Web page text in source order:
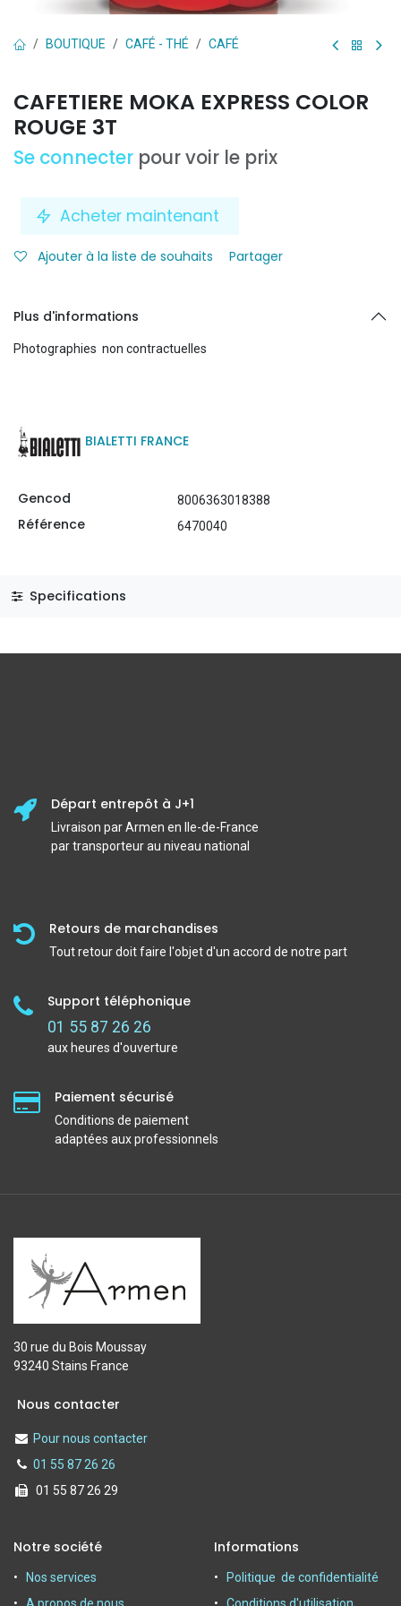
BOUTIQUE CAFÉ - THÉ CAFÉ
CAFETIERE MOKA EXPRESS COLOR
ROUGE 3T
Se connecter pour voir le prix
Acheter maintenant
Ajouter à la liste de souhaits Partager
Plus d'informations
Photographies non contractuelles
BIALETTI FRANCE
Gencod 8006363018388
Référence 6470040
Specifications
Départ entrepôt à J+1
Livraison par Armen en Ile-de-France
par transporteur au niveau national
Retours de marchandises
Tout retour doit faire l'objet d'un accord de notre part
Support téléphonique
01 55 87 26 26
aux heures d'ouverture
Paiement sécurisé
Conditions de paiement
adaptées aux professionnels
30 rue du Bois Moussay
93240 Stains France
Nous contacter
Pour nous contacter
01 55 87 26 26
01 55 87 26 29
Notre société
Nos services
Informations
Politique de confidentialité